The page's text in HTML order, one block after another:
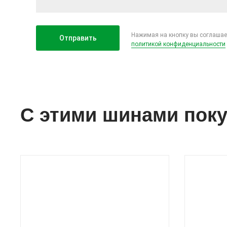
Нажимая на кнопку вы
политикой конфиденциальности
С этими шинами